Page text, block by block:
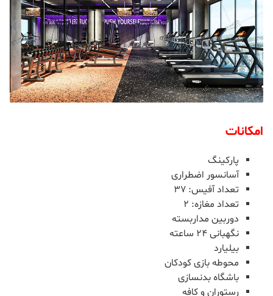
امکانات
پارکینگ
آسانسور اضطراری
تعداد آفیس: ۳۷
تعداد مغازه: ۲
دوربین مداربسته
نگهبانی ۲۴ ساعته
بیلیارد
محوطه بازی کودکان
باشگاه بدنسازی
رستوران و کافه